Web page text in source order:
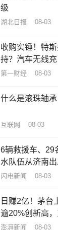
级
湖北日报 08-03
收购实锤！特
持？汽车无线
股）
第一财经 08-03
什么是滚珠轴
互联网 08-03
6辆救援车、29
水队伍从济南
闪电新闻 08-03
日赚2亿！茅台
逾20%创新高
澎湃新闻 08-03